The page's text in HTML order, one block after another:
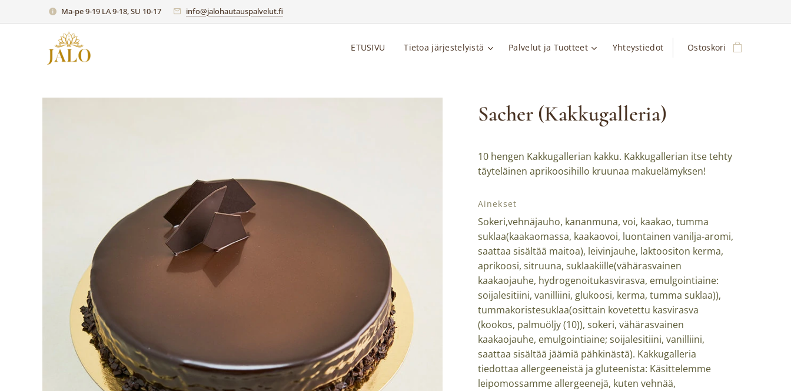
Ma-pe 9-19 LA 9-18, SU 10-17 info@jalohautauspalvelut.fi
ETUSIVU Tietoa järjestelyistä Palvelut ja Tuotteet Yhteystiedot Ostoskori
Sacher (Kakkugalleria)
10 hengen Kakkugallerian kakku. Kakkugallerian itse tehty
täyteläinen aprikoosihillo kruunaa makuelämyksen!
Ainekset
Sokeri,vehnäjauho, kananmuna, voi, kaakao, tumma
suklaa(kaakaomassa, kaakaovoi, luontainen vanilja-aromi,
saattaa sisältää maitoa), leivinjauhe, laktoositon kerma,
aprikoosi, sitruuna, suklaakiille(vähärasvainen
kaakaojauhe, hydrogenoitukasvirasva, emulgointiaine:
soijalesitiini, vanilliini, glukoosi, kerma, tumma suklaa)),
tummakoristesuklaa(osittain kovetettu kasvirasva
(kookos, palmuöljy (10)), sokeri, vähärasvainen
kaakaojauhe, emulgointiaine; soijalesitiini, vanilliini,
saattaa sisältää jäämiä pähkinästä). Kakkugalleria
tiedottaa allergeeneistä ja gluteenista: Käsittelemme
leipomossamme allergeenejä, kuten vehnää,